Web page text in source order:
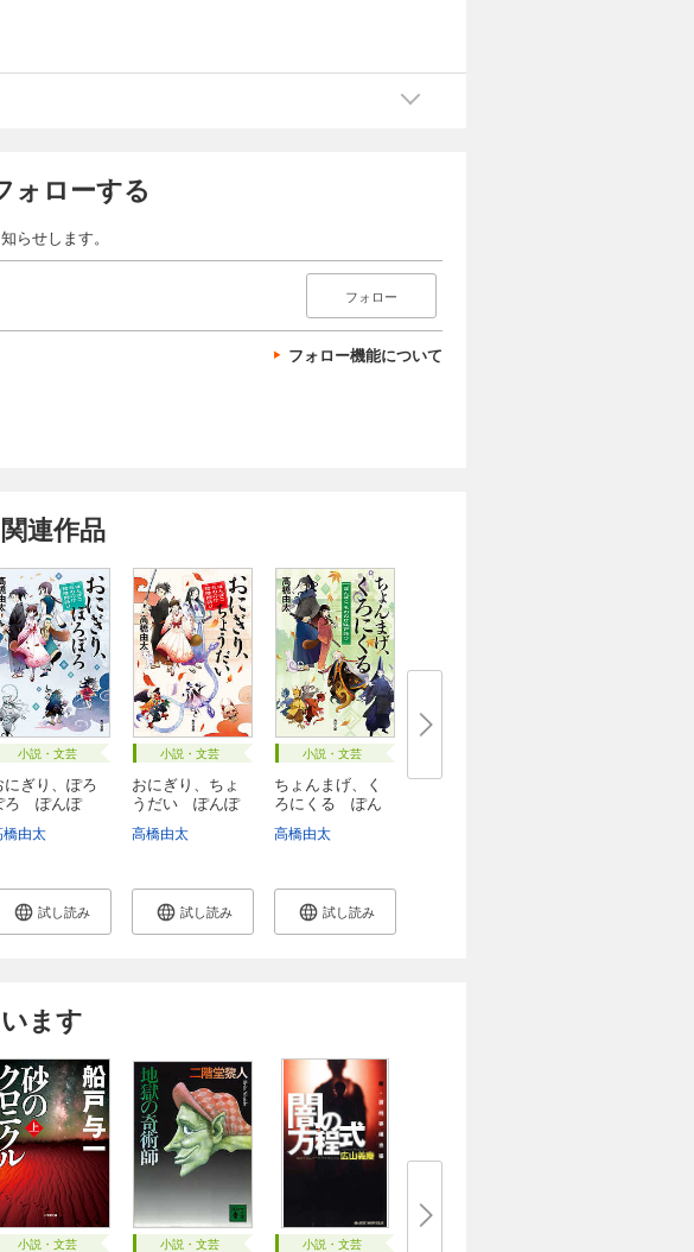
ォローする
らせします。
フォロー
フォロー機能について
連作品
小説・文芸
にぎり、ぽろ
ろ ぽんぽ
橋由太
試し読み
小説・文芸
おにぎり、ちょ
うだい ぽんぽ
高橋由太
試し読み
小説・文芸
ちょんまげ、く
ろにくる ぽん
高橋由太
試し読み
ます
小説・文芸 小説・文芸 小説・文芸